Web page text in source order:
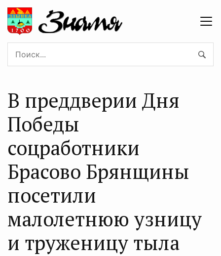
В преддверии Дня
Победы
соцработники
Брасово Брянщины
посетили
малолетнюю узницу
и труженицу тыла